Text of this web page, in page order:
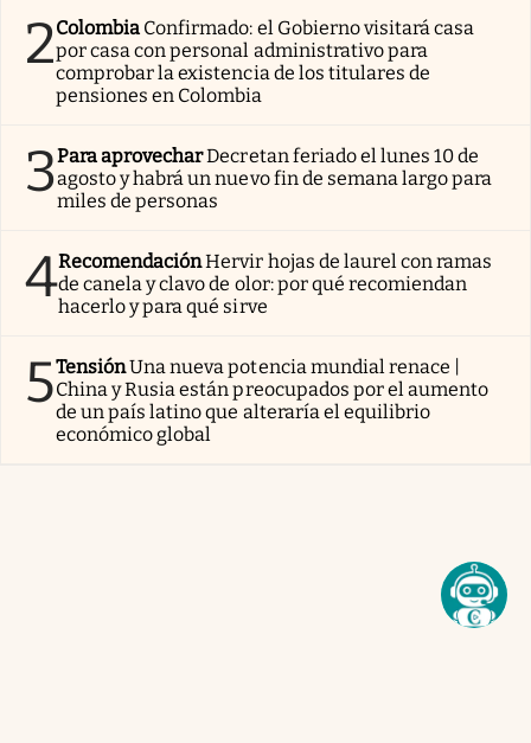
2Colombia Confirmado: el Gobierno visitará casa
por casa con personal administrativo para
comprobar la existencia de los titulares de
pensiones en Colombia
3Para aprovecharDecretan feriado el lunes 10 de
agosto y habrá un nuevo fin de semana largo para
miles de personas
4RecomendaciónHervir hojas de laurel con ramas
de canela y clavo de olor: por qué recomiendan
hacerlo y para qué sirve
5TensiónUna nueva potencia mundial renace |
China y Rusia están preocupados por el aumento
de un país latino que alteraría el equilibrio
económico global